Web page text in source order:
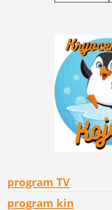
program TV
program kin